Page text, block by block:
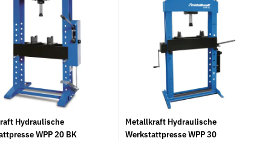
Hydraulische
WPP 20 BK
Metallkraft Hydraulische
Werkstattpresse WPP 30